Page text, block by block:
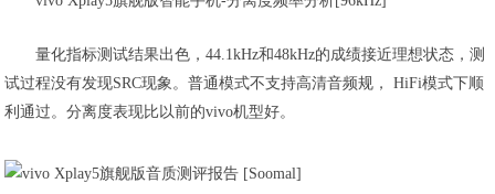
量化指标测试结果出色，44.1kHz和48kHz的成绩接近理想状态，测
试过程没有发现SRC现象。普通模式不支持高清音频规， HiFi模式下顺
利通过。分离度表现比以前的vivo机型好。